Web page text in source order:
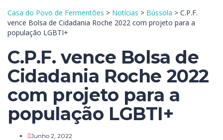
Casa do Povo de Fermentões > Notícias > Bússola > C.P.F.
vence Bolsa de Cidadania Roche 2022 com projeto para a
população LGBTI+
C.P.F. vence Bolsa de
Cidadania Roche 2022
com projeto para a
população LGBTI+
Junho 2, 2022